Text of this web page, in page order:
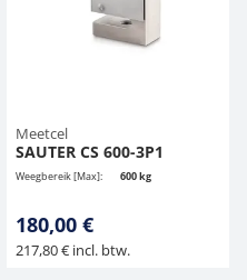
Meetcel
SAUTER CS 600-3P1
Weegbereik [Max]: 600 kg
180,00 €
217,80 € incl. btw.